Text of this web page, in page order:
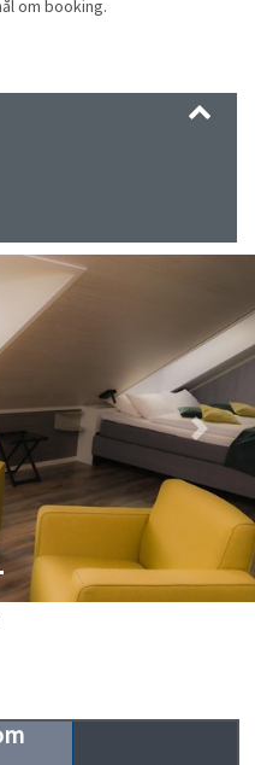
om booking.
Next